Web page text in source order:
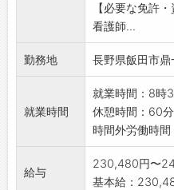
【変更範囲】:変
【必要な免許・
看護師...
勤務地 長野県飯田市
就業時間
就業時間：8時
休憩時間：60分
時間外労働時間
給与
230,480円〜
基本給：